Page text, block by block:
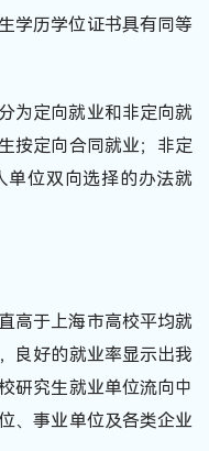
学历学位证书具有同等
为定向就业和非定向就
按定向合同就业；非定
单位双向选择的办法就
高于上海市高校平均就
良好的就业率显示出我
研究生就业单位流向中
、事业单位及各类企业